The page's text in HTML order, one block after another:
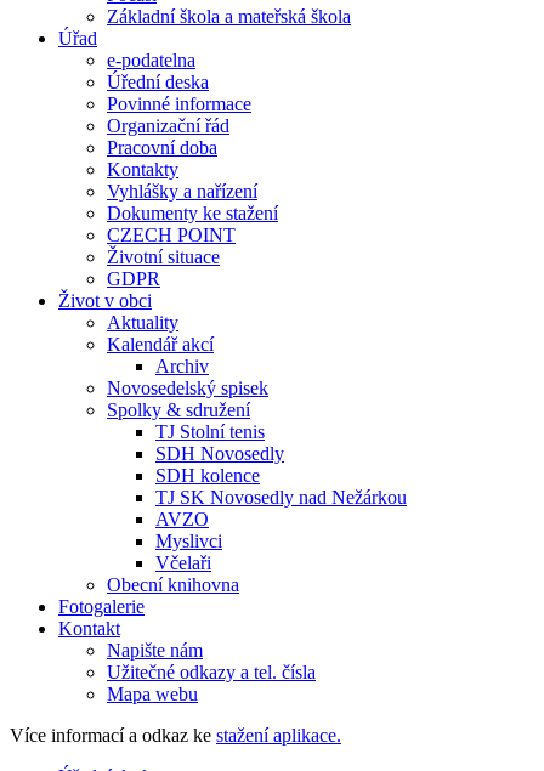
Základní škola a mateřská škola
Úřad
e-podatelna
Úřední deska
Povinné informace
Organizační řád
Pracovní doba
Kontakty
Vyhlášky a nařízení
Dokumenty ke stažení
CZECH POINT
Životní situace
GDPR
Život v obci
Aktuality
Kalendář akcí
Archiv
Novosedelský spisek
Spolky & sdružení
TJ Stolní tenis
SDH Novosedly
SDH kolence
TJ SK Novosedly nad Nežárkou
AVZO
Myslivci
Včelaři
Obecní knihovna
Fotogalerie
Kontakt
Napište nám
Užitečné odkazy a tel. čísla
Mapa webu
Více informací a odkaz ke stažení aplikace.